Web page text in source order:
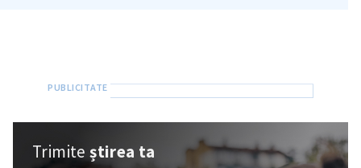
Trimiteștirea ta